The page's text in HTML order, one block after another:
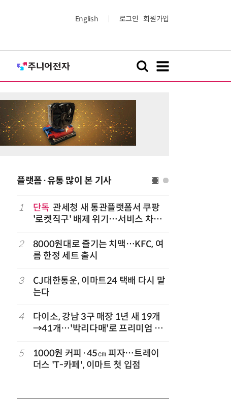
English 로그인 회원가입
플랫폼·유통 많이 본 기사
1 단독 관세청 새 통관플랫폼서 쿠팡
'로켓직구' 배제 위기…서비스 차질
2
8000원대로 즐기는 치맥…KFC, 여
름 한정 세트 출시
3
CJ대한통운, 이마트24 택배 다시 맡
는다
4
다이소, 강남 3구 매장 1년 새 19개
→41개…'박리다매'로 프리미엄 상
5
1000원 커피·45㎝ 피자…트레이
더스 'T-카페', 이마트 첫 입점